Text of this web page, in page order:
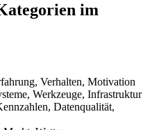
im
Verhalten, Motivation
Werkzeuge, Infrastruktur
Datenqualität,